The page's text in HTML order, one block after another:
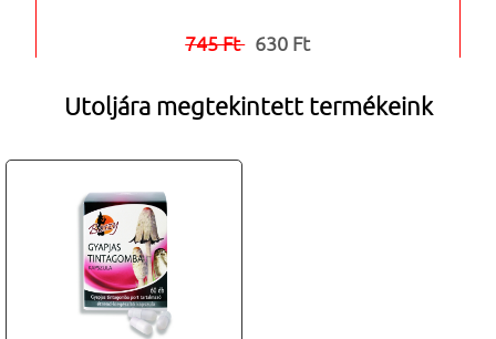
745 Ft 630 Ft
Utoljára megtekintett termékeink